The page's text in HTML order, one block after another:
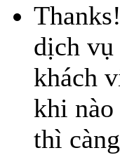
dịch
khách
khi
thì